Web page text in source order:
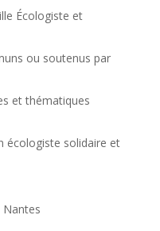
Écologiste et
ou soutenus par
et thématiques
écologiste solidaire et
Nantes